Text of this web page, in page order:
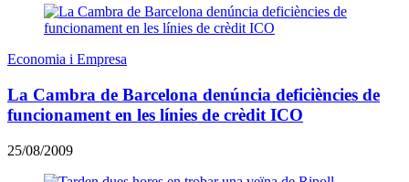
Economia i Empresa
La Cambra de Barcelona denúncia deficiències de
funcionament en les línies de crèdit ICO
25/08/2009